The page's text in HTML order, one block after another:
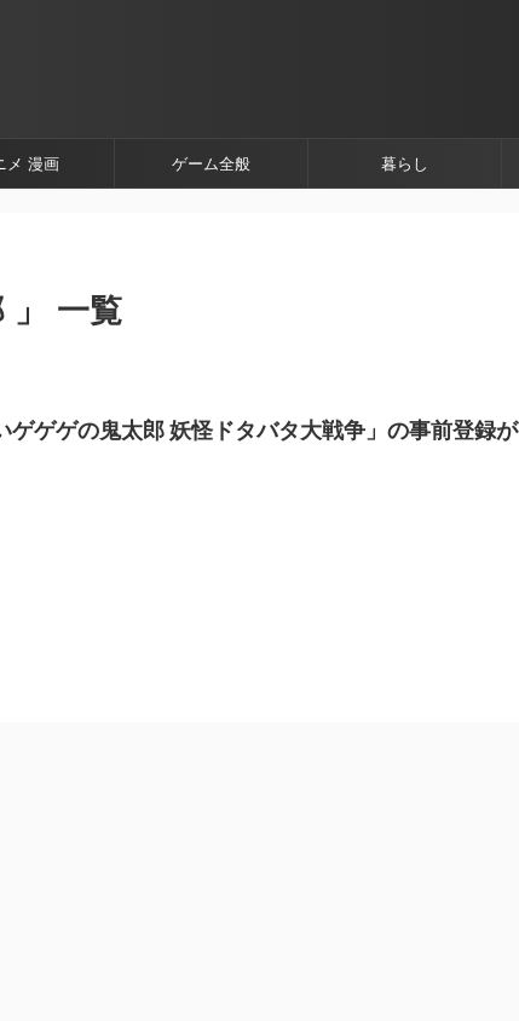
メ 漫画 ゲーム全般 暮らし
」 一覧
ゲゲゲの鬼太郎 妖怪ドタバタ大戦争」の事前登録が